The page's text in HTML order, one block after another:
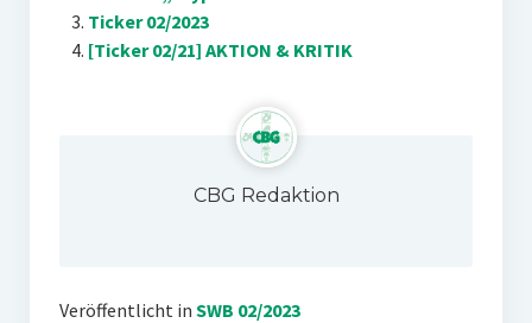
Ticker 02/2023
[Ticker 02/21] AKTION & KRITIK
CBG Redaktion
Veröffentlicht in SWB 02/2023